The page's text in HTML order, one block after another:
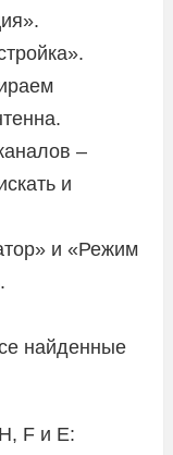
–
и
и «Режим
найденные
F и E: